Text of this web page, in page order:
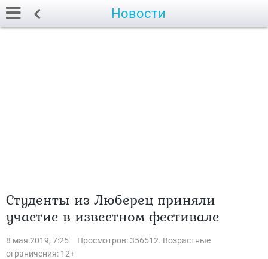
Новости
Студенты из Люберец приняли
участие в известном фестивале
8 мая 2019, 7:25
Просмотров: 356512. Возрастные
ограничения: 12+